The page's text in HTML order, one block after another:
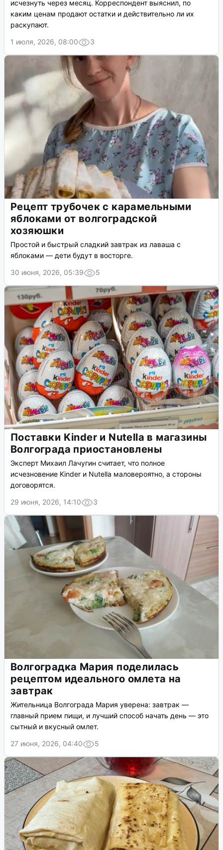
исчезнуть через месяц. Корреспондент выяснил, по
каким ценам продают остатки и действительно ли их
раскупают.
1 июля, 2026, 08:00
3
Рецепт трубочек с карамельными
яблоками от волгоградской
хозяюшки
Простой и быстрый сладкий завтрак из лаваша с
яблоками — дети будут в восторге.
30 июня, 2026, 05:39
5
Поставки Kinder и Nutella в магазины
Волгограда приостановлены
Эксперт Михаил Лачугин считает, что полное
исчезновение Kinder и Nutella маловероятно, а стороны
договорятся.
29 июня, 2026, 14:10
3
Волгоградка Мария поделилась
рецептом идеального омлета на
завтрак
Жительница Волгограда Мария уверена: завтрак —
главный прием пищи, и лучший способ начать день — это
сытный и вкусный омлет.
27 июня, 2026, 04:40
5